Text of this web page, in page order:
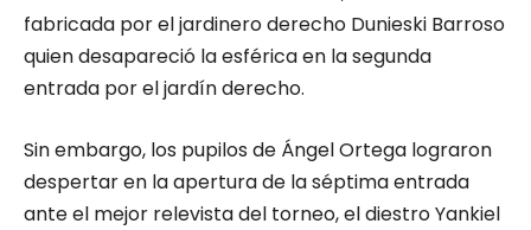
fabricada por el jardinero derecho Dunieski Barroso
quien desapareció la esférica en la segunda
entrada por el jardín derecho.
Sin embargo, los pupilos de Ángel Ortega lograron
despertar en la apertura de la séptima entrada
ante el mejor relevista del torneo, el diestro Yankiel